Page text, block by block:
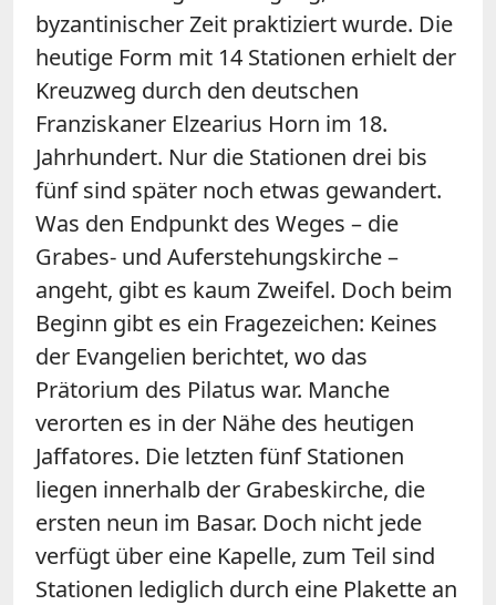
byzantinischer Zeit praktiziert wurde. Die
heutige Form mit 14 Stationen erhielt der
Kreuzweg durch den deutschen
Franziskaner Elzearius Horn im 18.
Jahrhundert. Nur die Stationen drei bis
fünf sind später noch etwas gewandert.
Was den Endpunkt des Weges – die
Grabes- und Auferstehungskirche –
angeht, gibt es kaum Zweifel. Doch beim
Beginn gibt es ein Fragezeichen: Keines
der Evangelien berichtet, wo das
Prätorium des Pilatus war. Manche
verorten es in der Nähe des heutigen
Jaffatores. Die letzten fünf Stationen
liegen innerhalb der Grabeskirche, die
ersten neun im Basar. Doch nicht jede
verfügt über eine Kapelle, zum Teil sind
Stationen lediglich durch eine Plakette an